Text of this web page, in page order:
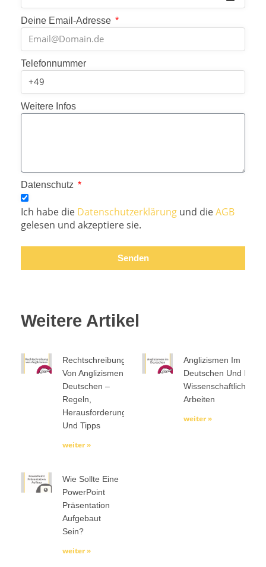
Deine Email-Adresse
Telefonnummer
Weitere Infos
Datenschutz
Ich habe die Datenschutzerklärung und dieAGB
gelesen und akzeptiere sie.
Senden
Weitere Artikel
Rechtschreibung
Von Anglizismen Im
Deutschen –
Regeln,
Herausforderungen
Und Tipps
weiter »
Anglizismen Im
Deutschen Und In
Wissenschaftlichen
Arbeiten
weiter »
Wie Sollte Eine
PowerPoint
Präsentation
Aufgebaut
Sein?
weiter »